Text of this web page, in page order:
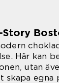
Story
Här kan
utan
skapa egna